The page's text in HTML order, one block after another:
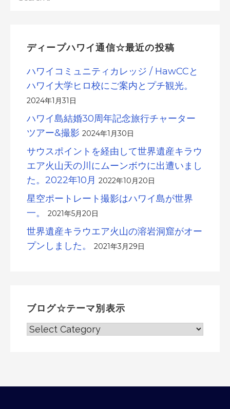
FOR:
ディープハワイ通信☆最近の投稿
ハワイコミュニティカレッジ / HawCCと
ハワイ大学ヒロ校にご案内とプチ観光。
2024年1月31日
ハワイ島結婚30周年記念旅行チャーター
ツアー&撮影 2024年1月30日
サウスポイントを経由して世界遺産キラウ
エア火山天の川にムーンボウに出遭いまし
た。2022年10月 2022年10月20日
星空ポートレート撮影はハワイ島が世界
一。
2021年5月20日
世界遺産キラウエア火山の溶岩洞窟がオー
プンしました。
2021年3月29日
ブログ☆テーマ別表示
ブ